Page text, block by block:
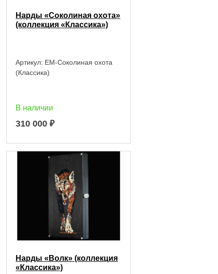
Нарды «Соколиная охота»
(коллекция «Классика»)
Артикул: EM-Соколиная охота
(Классика)
В наличии
310 000 ₽
Нарды «Волк» (коллекция
«Классика»)